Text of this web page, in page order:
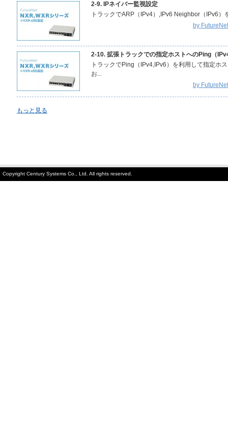
2-9. IPネイバー監視設定
トラックでARP（IPv4）,IPv6 Neighbor（IPv6
by
2-10. 拡張トラックでの指定ホストへのPing（
トラックでPing（IPv4,IPv6）を利用して指定ホ
お...
by
もっと見る
Copyright Century Systems Co., Ltd. All rights reserved.